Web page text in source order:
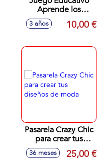
Aprende los
Números del 1 al
10 ¡con 3
juego! 18x23x5,5
3 años 10,00 €
Pasarela Crazy Chic
para crear tus
diseños de moda
36 meses 25,00 €